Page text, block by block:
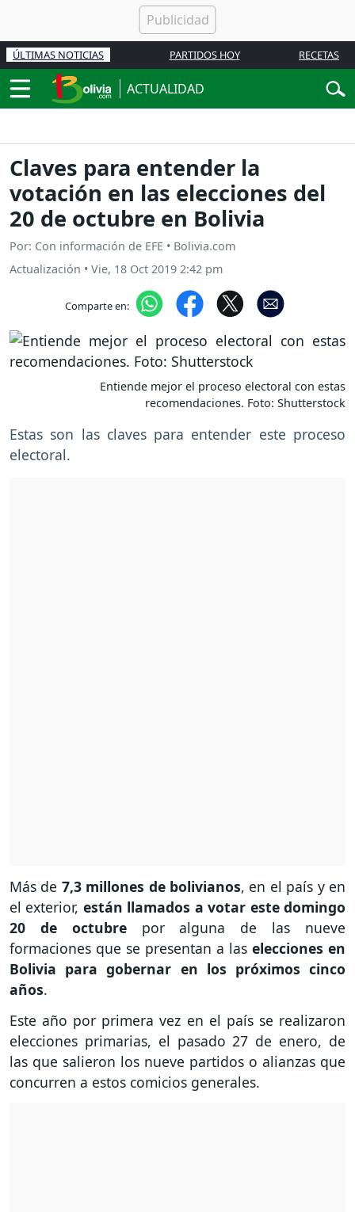
ÚLTIMAS NOTICIAS PARTIDOS HOY RECETAS
ACTUALIDAD
Claves para entender la
votación en las elecciones del
20 de octubre en Bolivia
Por: Con información de EFE • Bolivia.com
Actualización • Vie, 18 Oct 2019 2:42 pm
Comparte en:
Entiende mejor el proceso electoral con estas
recomendaciones. Foto: Shutterstock
Estas son las claves para entender este proceso
electoral.
Más de 7,3 millones de bolivianos, en el país y en
el exterior, están llamados a votar este domingo
20 de octubrepor alguna de las nueve
formaciones que se presentan a las elecciones en
Bolivia para gobernar en los próximos cinco
años.
Este año por primera vez en el país se realizaron
elecciones primarias, el pasado 27 de enero, de
las que salieron los nueve partidos o alianzas que
concurren a estos comicios generales.